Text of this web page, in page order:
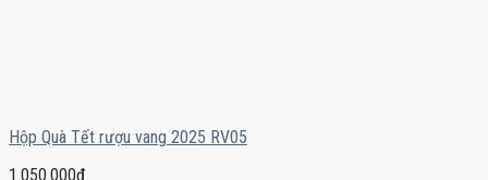
Hộp Quà Tết rượu vang 2025 RV05
1.050.000₫